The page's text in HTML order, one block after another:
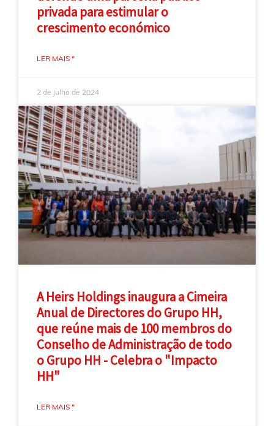
privada para estimular o
crescimento económico
LER MAIS "
2 de julho de 2024
A Heirs Holdings inaugura a Cimeira
Anual de Directores do Grupo HH,
que reúne mais de 100 membros do
Conselho de Administração de todo
o Grupo HH - Celebra o "Impacto
HH"
LER MAIS "